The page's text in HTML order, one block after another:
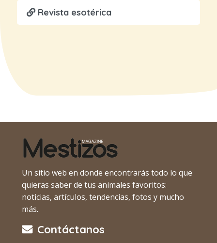
Revista esotérica
Un sitio web en donde encontrarás todo lo que
quieras saber de tus animales favoritos:
noticias, artículos, tendencias, fotos y mucho
más.
Contáctanos